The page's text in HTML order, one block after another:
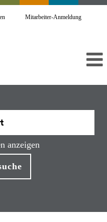
Mitarbeiter-Anmeldung
anzeigen